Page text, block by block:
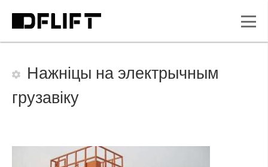
Нажніцы на электрычным
грузавіку